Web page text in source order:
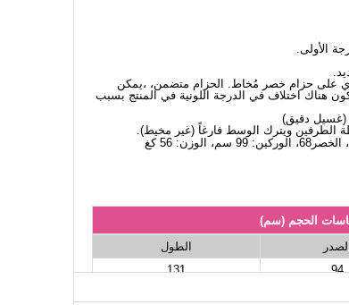
الأولى.
على حزام خصر مُخاط. الحزام متضمن، ،يمكن
هناك اختلاف في الدرجة اللونية في المنتج بسبب
الطرفين ويترك الوسط فارغاً (غير مخيط).
الحجم (سم)
الصدر
الطول
94
131